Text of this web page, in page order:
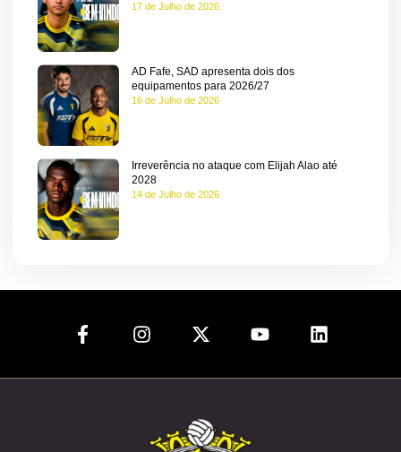
17 de Julho de 2026
AD Fafe, SAD apresenta dois dos
equipamentos para 2026/27
16 de Julho de 2026
Irreverência no ataque com Elijah Alao até
2028
14 de Julho de 2026